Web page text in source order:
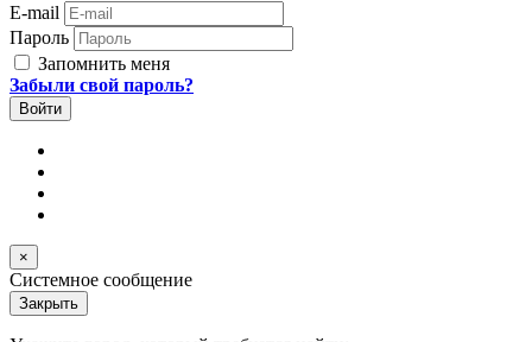
E-mail
Пароль
Запомнить меня
Забыли свой пароль?
×
Системное сообщение
Закрыть